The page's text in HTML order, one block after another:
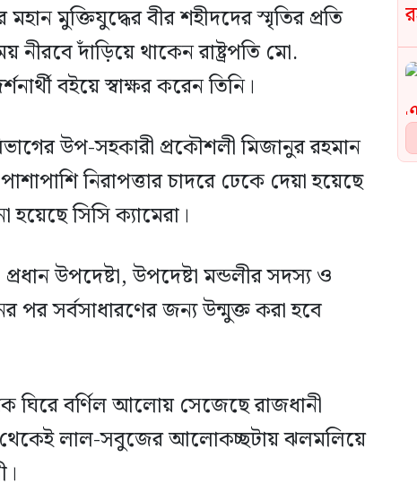
মুক্তিযুদ্ধের বীর শহীদদের স্মৃতির প্রতি
নীরবে দাঁড়িয়ে থাকেন রাষ্ট্রপতি মো.
বইয়ে স্বাক্ষর করেন তিনি।
উপ-সহকারী প্রকৌশলী মিজানুর রহমান
নিরাপত্তার চাদরে ঢেকে দেয়া হয়েছে
সিসি ক্যামেরা।
উপদেষ্টা, উপদেষ্টা মন্ডলীর সদস্য ও
পর সর্বসাধারণের জন্য উন্মুক্ত করা হবে
বর্ণিল আলোয় সেজেছে রাজধানী
থেকেই লাল-সবুজের আলোকচ্ছটায় ঝলমলিয়ে